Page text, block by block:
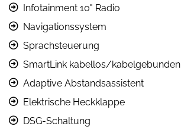
Infotainment 10" Radio
Navigationssystem
Sprachsteuerung
SmartLink kabellos/kabelgebunden
Adaptive Abstandsassistent
Elektrische Heckklappe
DSG-Schaltung